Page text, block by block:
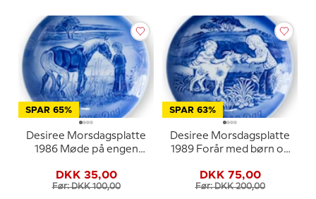
SPAR 65%
Desiree Morsdagsplatte
1986 Møde på engen
DKK 35,00
Før: DKK 100,00
SPAR 63%
Desiree Morsdagsplatte
1989 Forår med børn og
DKK 75,00
Før: DKK 200,00